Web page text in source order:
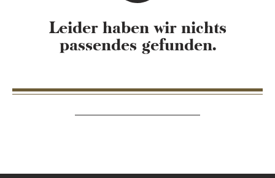
Leider haben wir nichts
passendes gefunden.